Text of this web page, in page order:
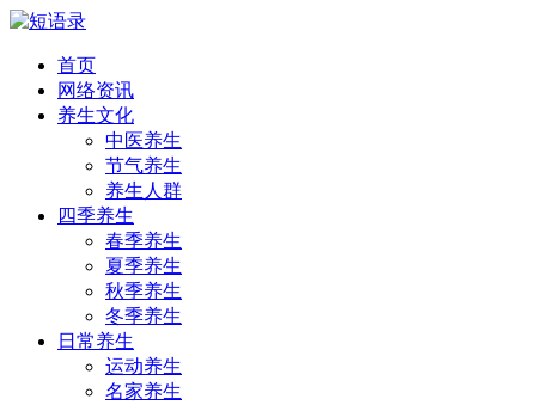
首页
网络资讯
养生文化
中医养生
节气养生
养生人群
四季养生
春季养生
夏季养生
秋季养生
冬季养生
日常养生
运动养生
名家养生